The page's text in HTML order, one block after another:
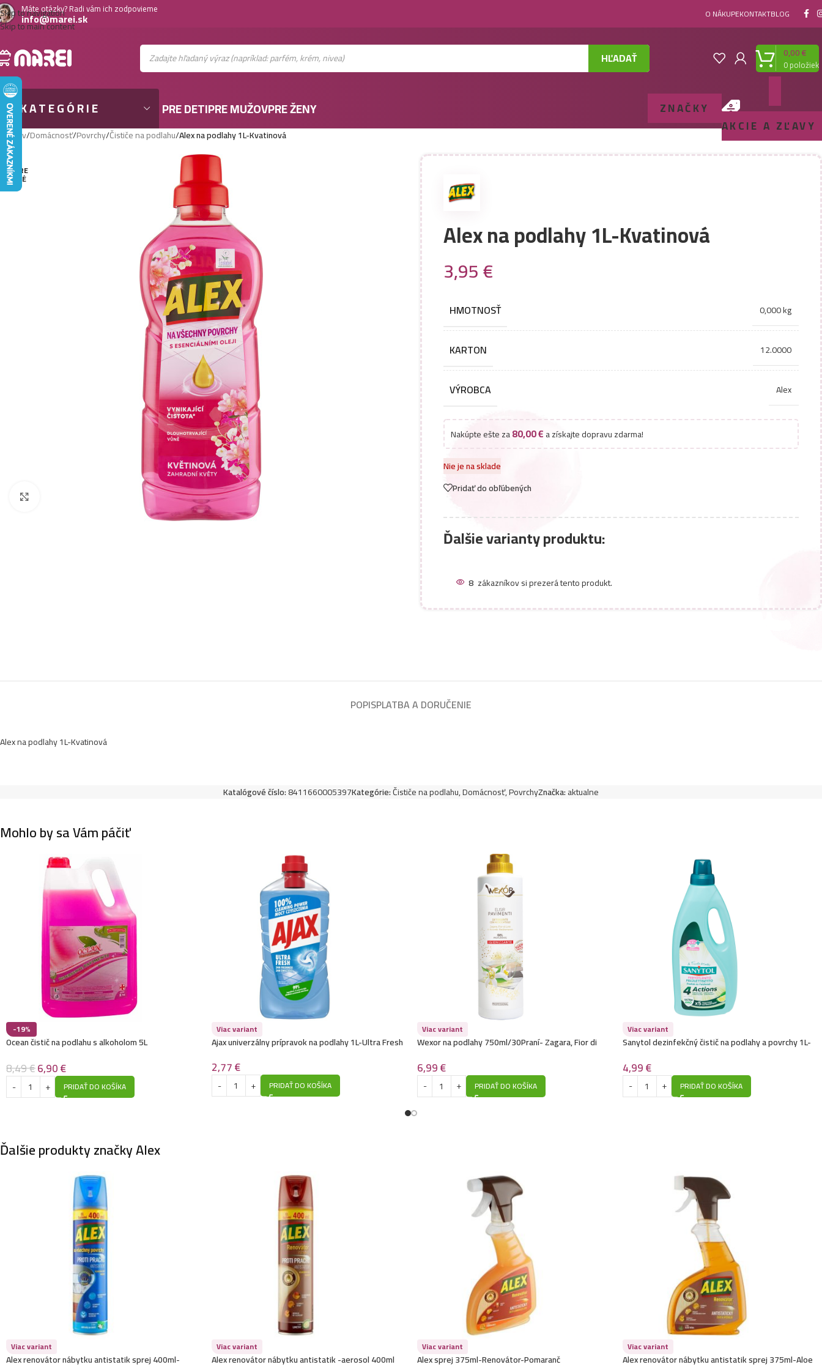
Skip to navigation
Skip to main content
Máte otázky? Radi vám ich zodpovieme
info@marei.sk O NÁKUPEKONTAKTBLOG
HĽADAŤ 0položiek
0,00€
KATEGÓRIE PRE DETIPRE MUŽOVPRE ŽENY
ZNAČKY
AKCIE A ZĽAVY
Domov/Domácnosť/Povrchy/Čističe na podlahu/Alex na podlahy 1L-Kvatinová
VYPRE
DANÉ
Alex na podlahy 1L-Kvatinová
3,95€
HMOTNOSŤ 0,000 kg
KARTON 12.0000
VÝROBCA Alex
Nakúpte ešte za80,00€a získajte dopravu zdarma!
Nie je na sklade
Pridať do obľúbených
Ďalšie varianty produktu:
8 zákazníkov si prezerá tento produkt.
POPISPLATBA A DORUČENIE
Alex na podlahy 1L-Kvatinová
Katalógové číslo:8411660005397Kategórie:Čističe na podlahu,Domácnosť,PovrchyZnačka:aktualne
Mohlo by sa Vám páčiť
-19%
Ocean čistič na podlahu s alkoholom 5L
8,49€6,90€
PRIDAŤ DO KOŠÍKA
Viac variant
Ajax univerzálny prípravok na podlahy 1L-Ultra Fresh
2,77€
PRIDAŤ DO KOŠÍKA
Viac variant
Wexor na podlahy 750ml/30Praní- Zagara, Fior di
6,99€
PRIDAŤ DO KOŠÍKA
Viac variant
Sanytol dezinfekčný čistič na podlahy a povrchy 1L-
4,99€
PRIDAŤ DO KOŠÍKA
Ďalšie produkty značky Alex
Viac variant
Alex renovátor nábytku antistatik sprej 400ml-
Viac variant
Alex renovátor nábytku antistatik -aerosol 400ml
Viac variant
Alex sprej 375ml-Renovátor-Pomaranč
Viac variant
Alex renovátor nábytku antistatik sprej 375ml-Aloe